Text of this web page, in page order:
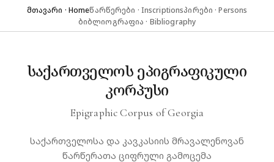
მთავარი · Homeწარწერები · Inscriptionsპირები · Persons
ბიბლიოგრაფია · Bibliography
საქართველოს ეპიგრაფიკული
კორპუსი
Epigraphic Corpus of Georgia
საქართველოსა და კავკასიის მრავალენოვან
წარწერათა ციფრული გამოცემა